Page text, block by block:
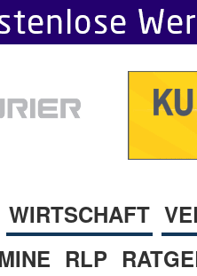
WIRTSCHAFT
RLP